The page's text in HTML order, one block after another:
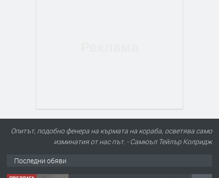
Опитът, подобно фенера на кърмата на кораба, осветява само
изминатия от нас път. - Самюъл Тейлър Колридж
Последни обяви